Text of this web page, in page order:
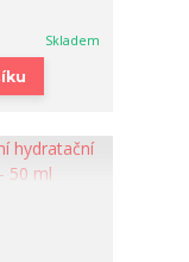
Skladem